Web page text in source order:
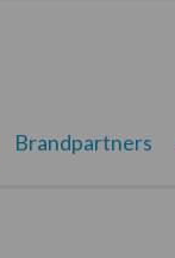
Brandpartners